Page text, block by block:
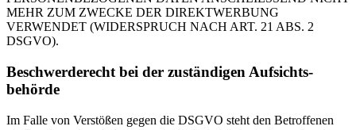
MEHR ZUM ZWECKE DER DIREKTWERBUNG
VERWENDET (WIDERSPRUCH NACH ART. 21 ABS. 2
DSGVO).
Beschwerde­recht bei der zuständigen Aufsichts­
behörde
Im Falle von Verstößen gegen die DSGVO steht den Betroffenen